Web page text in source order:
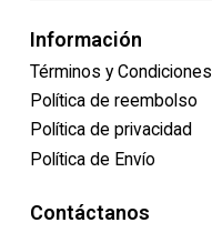
Información
Términos y Condiciones
Política de reembolso
Política de privacidad
Política de Envío
Contáctanos